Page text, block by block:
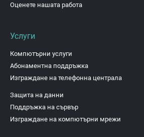
Оценете нашата работа
Услуги
Компютърни услуги
Абонаментна поддръжка
Изграждане на телефонна централа
Защита на данни
Поддръжка на сървър
Изграждане на компютърни мрежи